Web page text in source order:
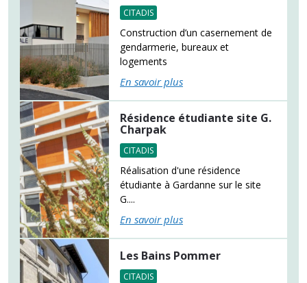
CITADIS
Construction d’un casernement de
gendarmerie, bureaux et
logements
En savoir plus
Résidence étudiante site G.
Charpak
CITADIS
Réalisation d'une résidence
étudiante à Gardanne sur le site
G....
En savoir plus
Les Bains Pommer
CITADIS